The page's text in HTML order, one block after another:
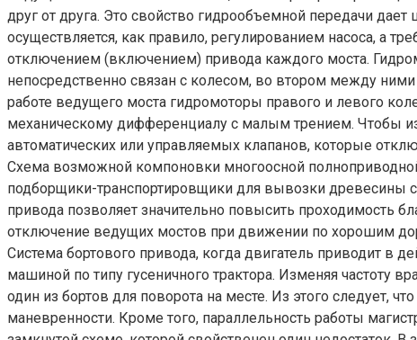
друг от друга. Это свойство гидрообъемной передачи
осуществляется, как правило, регулированием насоса, а
отключением (включением) привода каждого моста.
непосредственно связан с колесом, во втором между
работе ведущего моста гидромоторы правого и левого
механическому дифференциалу с малым трением. Чтобы
автоматических или управляемых клапанов, которые
Схема возможной компоновки многоосной
подборщики-транспортировщики для вывозки древесины
привода позволяет значительно повысить проходимость
отключение ведущих мостов при движении по хорошим
Система бортового привода, когда двигатель приводит в
машиной по типу гусеничного трактора. Изменяя частоту
один из бортов для поворота на месте. Из этого
маневренности. Кроме того, параллельность работы